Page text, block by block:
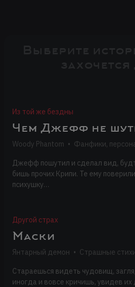
Из той же бездны
Чем Джефф не
Woody Phantom • Фанфики,
Джефф пошутил и сделал вид,
бишь прочих Крипи. Те ему
психушку…
Другой страх
Маски
Янтарный демон • Страшные
Стараешься видеть чудовищ,
иногда и вовсе кричишь, увидев их